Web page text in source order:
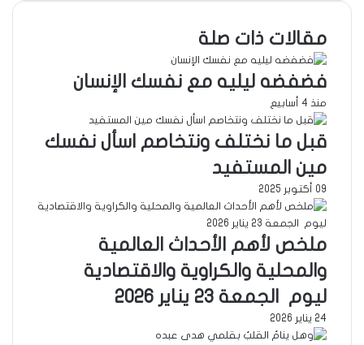
مقالات ذات صلة
فضفضه ليليه مع نفسك الإنسان
منذ 4 أسابيع
قبل ما نختلف ونتخاصم اسأل نفسك
مين المستفيد
09 أكتوبر 2025
ملخص لأهم الأحداث العالمية
والمحلية والكراوية والاقتصادية
ليوم الجمعة 23 يناير 2026
24 يناير 2026